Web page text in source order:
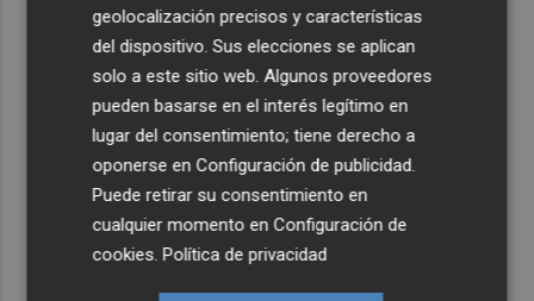
euros tras las ayudas del Info
El centrocampista Carlos Guirao llega al CD Eldense
geolocalización precisos y características
del dispositivo. Sus elecciones se aplican
solo a este sitio web. Algunos proveedores
pueden basarse en el interés legítimo en
lugar del consentimiento; tiene derecho a
oponerse enConfiguración de publicidad.
Puede retirar su consentimiento en
cualquier momento enConfiguración de
cookies.Política de privacidad